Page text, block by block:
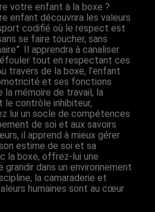
votre enfant à la boxe ?
enfant découvrira les valeurs
codifié où le respect est
se faire toucher, sans
Il apprendra à canaliser
tout en respectant ces
travers de la boxe, l’enfant
et ses fonctions
mémoire de travail, la
contrôle inhibiteur,
lui un socle de compétences
de soi et aux savoirs
il apprend à mieux gérer
estime de soi et sa
la boxe, offrez-lui une
dans un environnement
la camaraderie et
humaines sont au cœur